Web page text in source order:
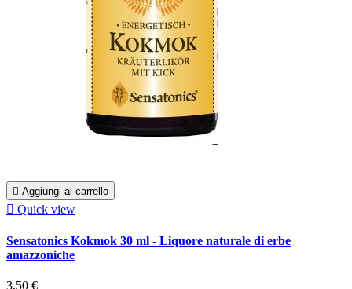
 Aggiungi al carrello
 Quick view
Sensatonics Kokmok 30 ml - Liquore naturale di erbe
amazzoniche
3,50 €